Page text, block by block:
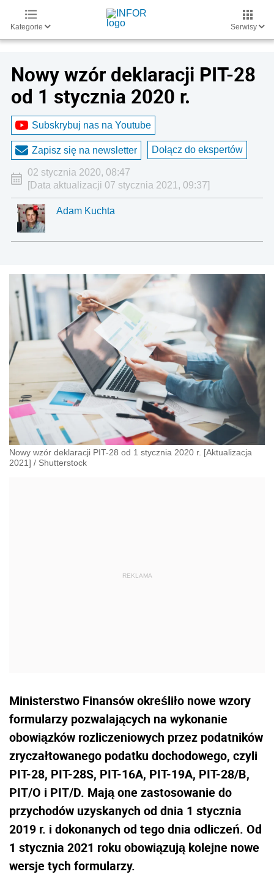
Kategorie Serwisy
Nowy wzór deklaracji PIT-28
od 1 stycznia 2020 r.
Subskrybuj nas na Youtube
Zapisz się na newsletter Dołącz do ekspertów
02 stycznia 2020, 08:47
[Data aktualizacji 07 stycznia 2021, 09:37]
Adam Kuchta
Nowy wzór deklaracji PIT-28 od 1 stycznia 2020 r. [Aktualizacja
2021] / Shutterstock
Ministerstwo Finansów określiło nowe wzory
formularzy pozwalających na wykonanie
obowiązków rozliczeniowych przez podatników
zryczałtowanego podatku dochodowego, czyli
PIT-28, PIT-28S, PIT-16A, PIT-19A, PIT-28/B,
PIT/O i PIT/D. Mają one zastosowanie do
przychodów uzyskanych od dnia 1 stycznia
2019 r. i dokonanych od tego dnia odliczeń. Od
1 stycznia 2021 roku obowiązują kolejne nowe
wersje tych formularzy.